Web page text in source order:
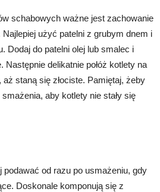
schabowych ważne jest zachowanie
użyć patelni z grubym dnem i
Dodaj do patelni olej lub smalec i
Następnie delikatnie połóż kotlety na
staną się złociste. Pamiętaj, żeby
aby kotlety nie stały się
podawać od razu po usmażeniu, gdy
Doskonale komponują się z